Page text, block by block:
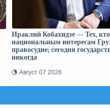
Ираклий Кобахидзе — Тех,
национальным интересам
правосудие; сегодня
никогда
Август 07 2026